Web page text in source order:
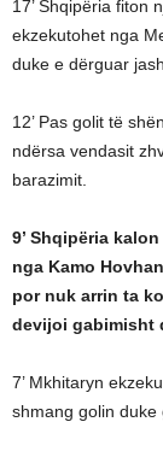
17’ Shqipëria fiton
ekzekutohet nga
duke e dërguar
12’ Pas golit të
ndërsa vendasit
barazimit.
9’ Shqipëria
nga Kamo
por nuk arrin ta
devijoi gabimisht
7’ Mkhitaryn
shmang golin duke